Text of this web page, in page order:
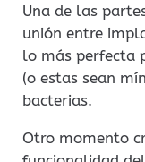
Una de las
unión entre
lo más perfecta
(o estas sean
bacterias.
Otro momento